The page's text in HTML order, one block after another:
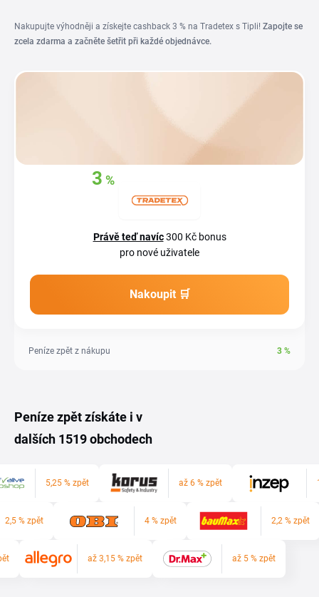
Nakupujte výhodněji a získejte cashback 3 % na Tradetex s Tipli! Zapojte se
zcela zdarma a začněte šetřit při každé objednávce.
3 %z
Právě teď navíc300 Kč bonus
pro nové uživatele
Nakoupit 🛒
Peníze zpět z nákupu 3 %
Peníze zpět získáte i v
dalších 1519 obchodech
5,25 % zpět až 6 % zpět
2,5 % zpět 4 % zpět 2,2 % zpět
až 3,15 % zpět až 5 % zpět